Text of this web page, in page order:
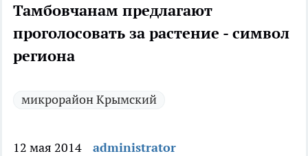
Тамбовчанам предлагают
проголосовать за растение - символ
региона
микрорайон Крымский
12 мая 2014 administrator